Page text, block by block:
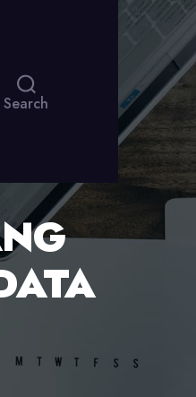
Search